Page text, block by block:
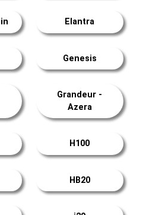
Elantra
Genesis
Grandeur -
Azera
H100
HB20